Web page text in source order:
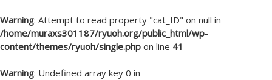
Warning: Attempt to read property "cat_ID" on null in
/home/muraxs301187/ryuoh.org/public_html/wp-
content/themes/ryuoh/single.php on line 41
Warning: Undefined array key 0 in